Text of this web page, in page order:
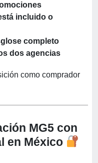
incluido o
completo
dos agencias
como comprador
MG5 con
en México